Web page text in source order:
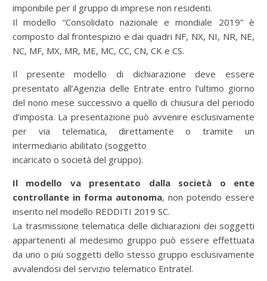
imponibile per il gruppo di imprese non residenti.
Il modello “Consolidato nazionale e mondiale 2019” è
composto dal frontespizio e dai quadri NF, NX, NI, NR, NE,
NC, MF, MX, MR, ME, MC, CC, CN, CK e CS.
Il presente modello di dichiarazione deve essere
presentato all’Agenzia delle Entrate entro l’ultimo giorno
del nono mese successivo a quello di chiusura del periodo
d’imposta. La presentazione può avvenire esclusivamente
per via telematica, direttamente o tramite un
intermediario abilitato (soggetto
incaricato o società del gruppo).
Il modello va presentato dalla società o ente
controllante in forma autonoma, non potendo essere
inserito nel modello REDDITI 2019 SC.
La trasmissione telematica delle dichiarazioni dei soggetti
appartenenti al medesimo gruppo può essere effettuata
da uno o più soggetti dello stesso gruppo esclusivamente
avvalendosi del servizio telematico Entratel.